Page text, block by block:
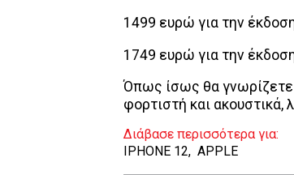
1499 ευρώ για την
1749 ευρώ για την
Όπως ίσως θα
φορτιστή και ακουστικά,
Διάβασε περισσότερα για:
IPHONE 12, APPLE